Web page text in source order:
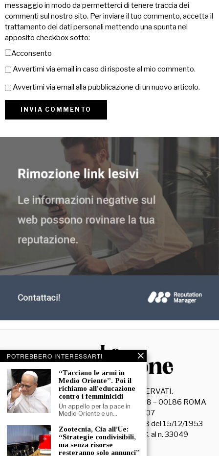
messaggio in modo da permetterci di tenere traccia dei
commenti sul nostro sito. Per inviare il tuo commento, accetta il
trattamento dei dati personali mettendo una spunta nel
apposito checkbox sotto:
Acconsento
Avvertimi via email in caso di risposte al mio commento.
Avvertimi via email alla pubblicazione di un nuovo articolo.
© 2026- TUTTI I DIRITTI RISERVATI.
La Discussione S.r.l. – Piazza Capranica, 78 – 00186 ROMA
C.F. e P. IVA 15045971007
Registrazione Tribunale di Roma n. 3628 del 15/12/1953
La società editrice è iscritta al R.O.C. al n. 33049
POTREBBERO INTERESSARTI
“Tacciano le armi in
Medio Oriente”. Poi il
richiamo all’educazione
contro i femminicidi
Un appello per la pace in
Medio Oriente e un…
Zootecnia, Cia all’Ue:
“Strategie condivisibili,
ma senza risorse
resteranno solo annunci”